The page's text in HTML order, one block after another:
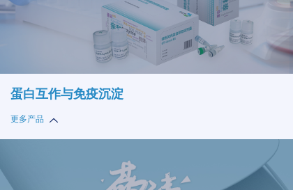
蛋白互作与免疫沉淀
更多产品